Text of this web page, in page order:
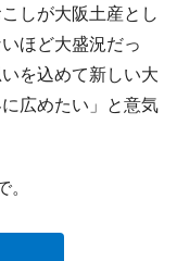
しが大阪土産とし
ほど大盛況だっ
を込めて新しい大
広めたい」と意気